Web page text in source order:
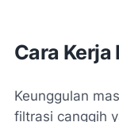
Cara Kerja
Keunggulan
filtrasi canggih